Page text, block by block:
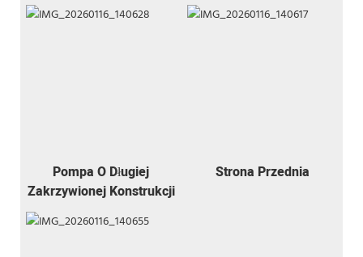
Pompa O Długiej
Zakrzywionej Konstrukcji
Strona Przednia